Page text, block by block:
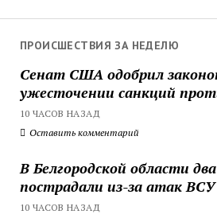
ПРОИСШЕСТВИЯ ЗА НЕДЕЛЮ
Сенат США одобрил
ужесточении санкций
10 ЧАСОВ НАЗАД
Оставить комментарий
В Белгородской области
пострадали из-за атак ВСУ
10 ЧАСОВ НАЗАД